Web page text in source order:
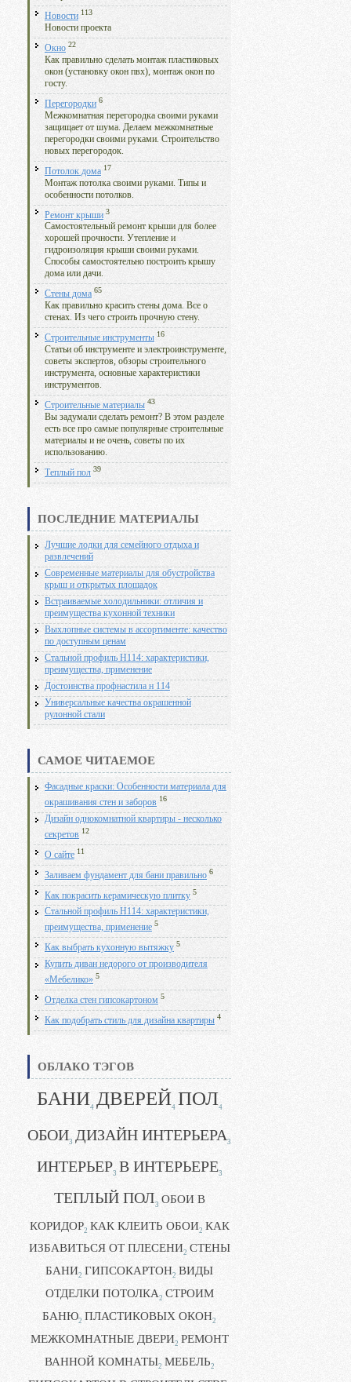
Новости 113
Новости проекта
Окно 22
Как правильно сделать монтаж пластиковых
окон (установку окон пвх), монтаж окон по
госту.
Перегородки 6
Межкомнатная перегородка своими руками
защищает от шума. Делаем межкомнатные
перегородки своими руками. Строительство
новых перегородок.
Потолок дома 17
Монтаж потолка своими руками. Типы и
особенности потолков.
Ремонт крыши 3
Самостоятельный ремонт крыши для более
хорошей прочности. Утепление и
гидроизоляция крыши своими руками.
Способы самостоятельно построить крышу
дома или дачи.
Стены дома 65
Как правильно красить стены дома. Все о
стенах. Из чего строить прочную стену.
Строительные инструменты 16
Статьи об инструменте и электроинструменте,
советы экспертов, обзоры строительного
инструмента, основные характеристики
инструментов.
Строительные материалы 43
Вы задумали сделать ремонт? В этом разделе
есть все про самые популярные строительные
материалы и не очень, советы по их
использованию.
Теплый пол 39
ПОСЛЕДНИЕ МАТЕРИАЛЫ
Лучшие лодки для семейного отдыха и
развлечений
Современные материалы для обустройства
крыш и открытых площадок
Встраиваемые холодильники: отличия и
преимущества кухонной техники
Выхлопные системы в ассортименте: качество
по доступным ценам
Стальной профиль Н114: характеристики,
преимущества, применение
Достоинства профнастила н 114
Универсальные качества окрашенной
рулонной стали
САМОЕ ЧИТАЕМОЕ
Фасадные краски: Особенности материала для
окрашивания стен и заборов 16
Дизайн однокомнатной квартиры - несколько
секретов 12
О сайте 11
Заливаем фундамент для бани правильно 6
Как покрасить керамическую плитку 5
Стальной профиль Н114: характеристики,
преимущества, применение 5
Как выбрать кухонную вытяжку 5
Купить диван недорого от производителя
«Мебелико» 5
Отделка стен гипсокартоном 5
Как подобрать стиль для дизайна квартиры 4
ОБЛАКО ТЭГОВ
БАНИ4 ДВЕРЕЙ4 ПОЛ4
ОБОИ3 ДИЗАЙН ИНТЕРЬЕРА3
ИНТЕРЬЕР3 В ИНТЕРЬЕРЕ3
ТЕПЛЫЙ ПОЛ3 ОБОИ В
КОРИДОР2 КАК КЛЕИТЬ ОБОИ2 КАК
ИЗБАВИТЬСЯ ОТ ПЛЕСЕНИ2 СТЕНЫ
БАНИ2 ГИПСОКАРТОН2 ВИДЫ
ОТДЕЛКИ ПОТОЛКА2 СТРОИМ
БАНЮ2 ПЛАСТИКОВЫХ ОКОН2
МЕЖКОМНАТНЫЕ ДВЕРИ2 РЕМОНТ
ВАННОЙ КОМНАТЫ2 МЕБЕЛЬ2